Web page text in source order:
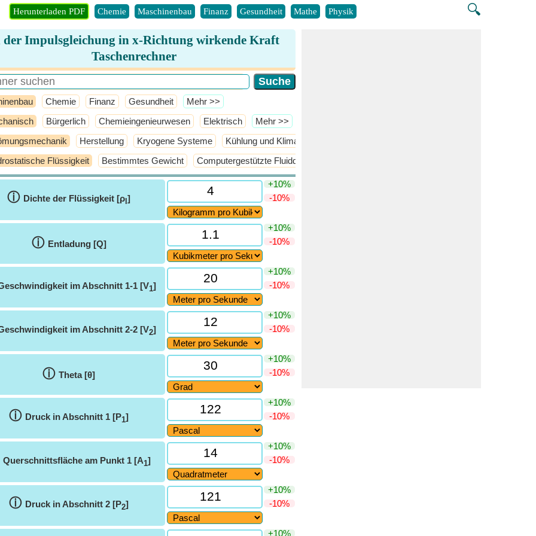
🔍
Herunterladen PDF Chemie Maschinenbau Finanz Gesundheit Mathe Physik
der Impulsgleichung in x-Richtung wirkende Kraft
Taschenrechner
Chemie Finanz Gesundheit
​Mehr >>
Bürgerlich Chemieingenieurwesen Elektrisch
​Mehr >>
Herstellung Kryogene Systeme Kühlung und Klimaanlage
Flüssigkeit
Bestimmtes Gewicht Computergestützte Fluiddynamik
ⓘ Dichte der Flüssigkeit [ρ ]
+10%
-10%
ⓘ Entladung [Q]
+10%
-10%
im Abschnitt 1-1 [V1]
+10%
-10%
im Abschnitt 2-2 [V2]
+10%
-10%
ⓘ Theta [θ]
+10%
-10%
ⓘ Druck in Abschnitt 1 [P1]
+10%
-10%
Querschnittsfläche am Punkt 1 [A1]
+10%
-10%
ⓘ Druck in Abschnitt 2 [P2]
+10%
-10%
+10%